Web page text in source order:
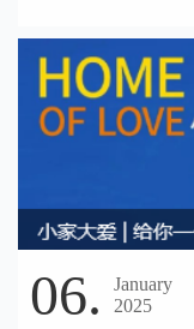
06.
January
2025